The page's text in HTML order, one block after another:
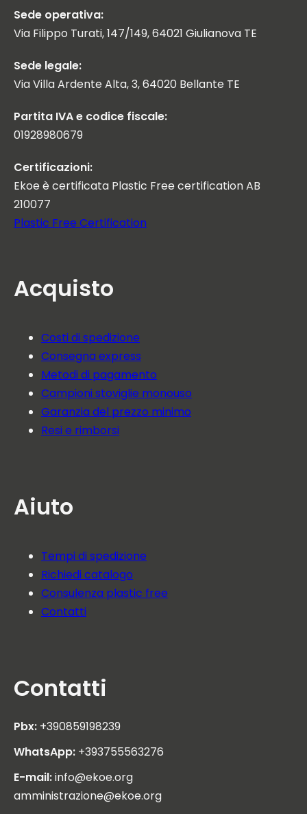
Sede operativa:
Via Filippo Turati, 147/149, 64021 Giulianova TE
Sede legale:
Via Villa Ardente Alta, 3, 64020 Bellante TE
Partita IVA e codice fiscale:
01928980679
Certificazioni:
Ekoe è certificata Plastic Free certification AB
210077
Plastic Free Certification
Acquisto
Costi di spedizione
Consegna express
Metodi di pagamento
Campioni stoviglie monouso
Garanzia del prezzo minimo
Resi e rimborsi
Aiuto
Tempi di spedizione
Richiedi catalogo
Consulenza plastic free
Contatti
Contatti
Pbx: +390859198239
WhatsApp: +393755563276
E-mail:info@ekoe.org
amministrazione@ekoe.org